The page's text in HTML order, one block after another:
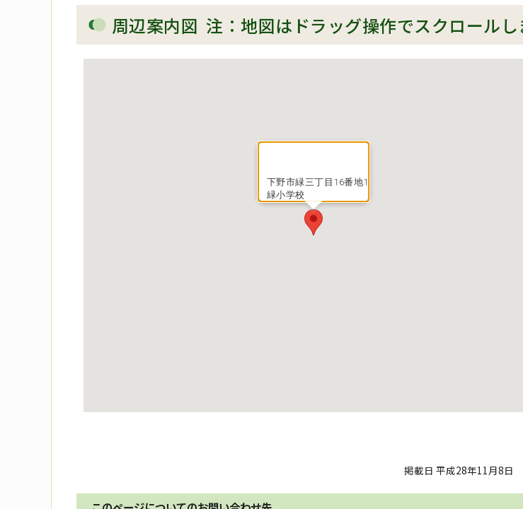
周辺案内図 注：地図はドラッグ操作でスクロールし
下野市緑三丁目16番地1
緑小学校
掲載日 平成28年11月8日